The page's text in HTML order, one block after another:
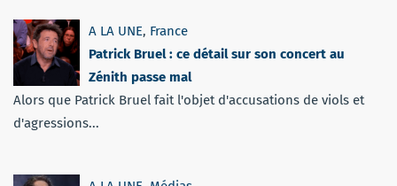
A LA UNE, France
Patrick Bruel : ce détail sur son concert au
Zénith passe mal
Alors que Patrick Bruel fait l'objet d'accusations de viols et
d'agressions...